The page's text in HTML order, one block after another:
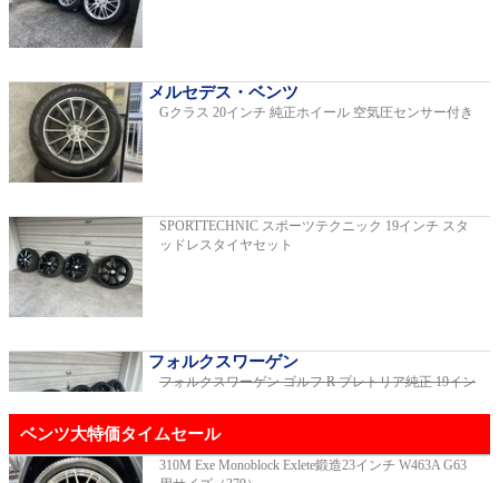
GT53 4MATIC+ ダイナミックプラスパッ
ケージご成約済
2024年モデル 車検2027年01月 走行8,500km
メルセデス・ベンツ
Gクラス 20インチ 純正ホイール 空気圧センサー付き
SPORTTECHNIC スポーツテクニック 19インチ スタ
ッドレスタイヤセット
フォルクスワーゲン
フォルクスワーゲン ゴルフ R プレトリア純正 19イン
ベンツ大特価タイムセール
310M Exe Monoblock Exlete鍛造23インチ W463A G63